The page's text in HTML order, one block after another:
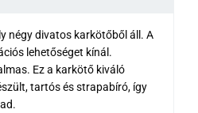
négy divatos karkötőből áll. A
lehetőséget kínál.
Ez a karkötő kiváló
tartós és strapabíró, így